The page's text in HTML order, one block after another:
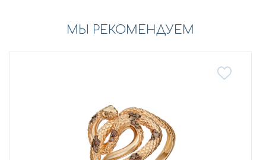
МЫ РЕКОМЕНДУЕМ